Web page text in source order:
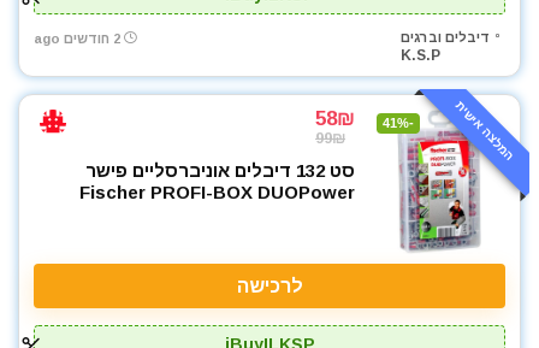
דיבלים וברגים
K.S.P
2 חודשים ago
המלצה אישית -41%
58₪
99₪
סט 132 דיבלים אוניברסליים פישר
Fischer PROFI-BOX DUOPower
לרכישה